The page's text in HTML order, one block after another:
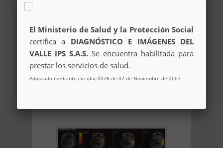
Resonancia Magnética es
realizada por profesionales sub-
especializados que garantizan
alta calidad en su
interpretación, t...
El Ministerio de Salud y la Protección Social
certifica a DIAGNÓSTICO E IMÁGENES DEL
VALLE IPS S.A.S. Se encuentra habilitada para
prestar los servicios de salud.
Adoptado mediante circular 0076 de 02 de Noviembre de 2007